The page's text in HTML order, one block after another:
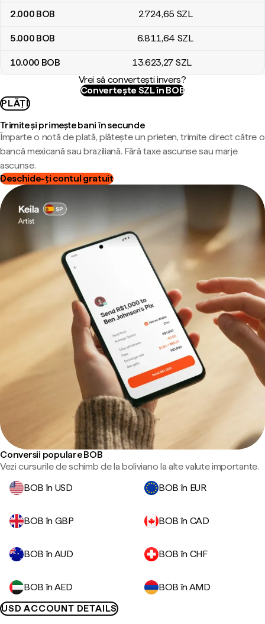
2.000 BOB 2.724,65 SZL
5.000 BOB 6.811,64 SZL
10.000 BOB 13.623,27 SZL
Vrei să convertești invers?
Convertește SZL în BOB
PLĂȚI
Trimite și primește bani în secunde
Împarte o notă de plată, plătește un prieten, trimite direct către o
bancă mexicană sau braziliană. Fără taxe ascunse sau marje
ascunse.
Deschide-ți contul gratuit
Conversii populare BOB
Vezi cursurile de schimb de la boliviano la alte valute importante.
BOB în USD
BOB în EUR
BOB în GBP BOB în CAD
BOB în AUD BOB în CHF
BOB în AED
BOB în AMD
USD ACCOUNT DETAILS